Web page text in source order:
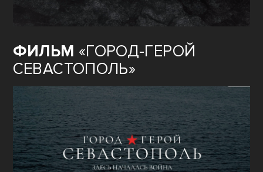
ФИЛЬМ «ГОРОД-ГЕРОЙ
СЕВАСТОПОЛЬ»